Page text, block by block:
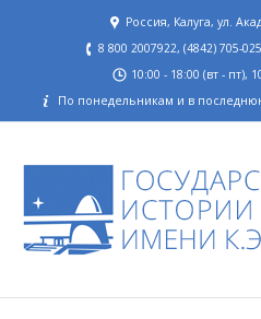
Россия, Калуга, ул.
8 800 2007922, (4842) 705-025
10:00 - 18:00 (вт - пт),
По понедельникам и в